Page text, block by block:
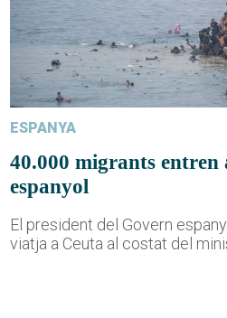
ESPANYA
40.000 migrants
espanyol
El president del Govern
viatja a Ceuta al costat del